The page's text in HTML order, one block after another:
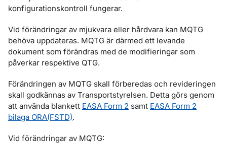
konfigurationskontroll fungerar.
Vid förändringar av mjukvara eller hårdvara kan MQTG
behöva uppdateras. MQTG är därmed ett levande
dokument som förändras med de modifieringar som
påverkar respektive QTG.
Förändringen av MQTG skall förberedas och revideringen
skall godkännas av Transportstyrelsen. Detta görs genom
att använda blankett EASA Form 2 samt EASA Form 2
bilaga ORA(FSTD).
Vid förändringar av MQTG: